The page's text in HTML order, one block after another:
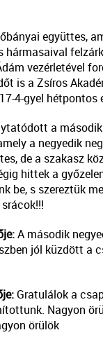
együttes,
vezérletével
is a Zsíros
4-gyel
a
a negyedik
de a szakasz
hittek a
s szereztük
A második
jól küzdött
Gratulálok a
Nagyon
örülök